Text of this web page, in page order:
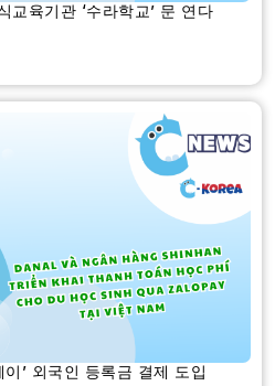
육기관 ‘수라학교’ 문 연다
’ 외국인 등록금 결제 도입